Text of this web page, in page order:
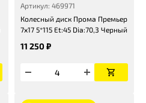
Артикул: 469971
Колесный диск Прома Премьер
7x17 5*115 Et:45 Dia:70,3 Черный
11 250 ₽